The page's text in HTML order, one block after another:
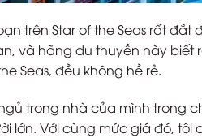
trên Star of the Seas rất
và hãng du thuyền này biết
Seas, đều không hề rẻ.
trong nhà của mình trong
lớn. Với cùng mức giá đó,